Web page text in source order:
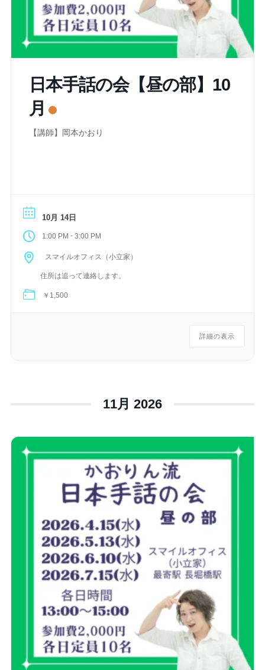
日本手話の会【昼の部】10
月
【講師】岡本かおり
10月 14日
1:00 PM - 3:00 PM
スマイルオフィス（小立家）
住所は追って連絡します。
￥1,500
詳細の表示
11月 2026